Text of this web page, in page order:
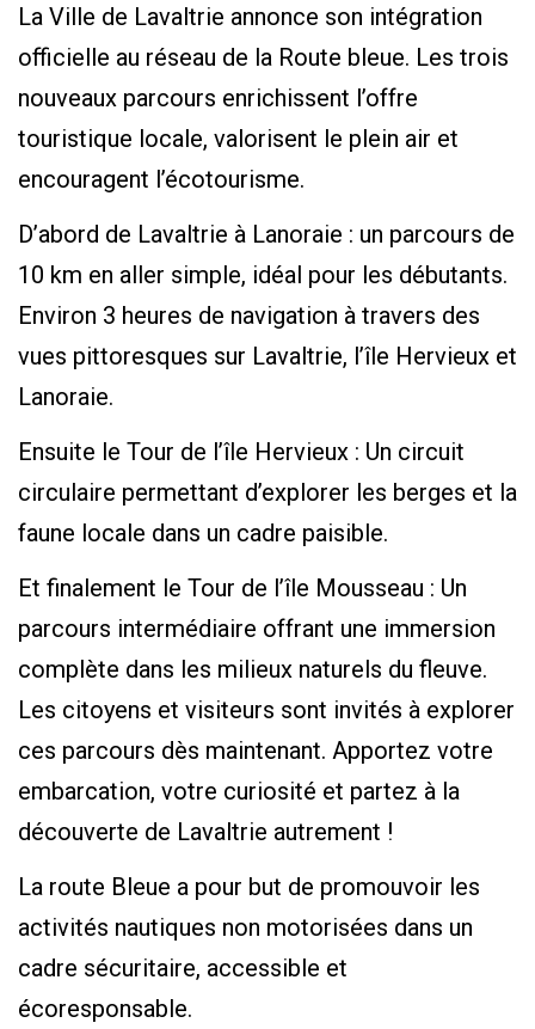
La Ville de Lavaltrie annonce son intégration
officielle au réseau de la Route bleue. Les trois
nouveaux parcours enrichissent l’offre
touristique locale, valorisent le plein air et
encouragent l’écotourisme.
D’abord de Lavaltrie à Lanoraie : un parcours de
10 km en aller simple, idéal pour les débutants.
Environ 3 heures de navigation à travers des
vues pittoresques sur Lavaltrie, l’île Hervieux et
Lanoraie.
Ensuite le Tour de l’île Hervieux : Un circuit
circulaire permettant d’explorer les berges et la
faune locale dans un cadre paisible.
Et finalement le Tour de l’île Mousseau : Un
parcours intermédiaire offrant une immersion
complète dans les milieux naturels du fleuve.
Les citoyens et visiteurs sont invités à explorer
ces parcours dès maintenant. Apportez votre
embarcation, votre curiosité et partez à la
découverte de Lavaltrie autrement !
La route Bleue a pour but de promouvoir les
activités nautiques non motorisées dans un
cadre sécuritaire, accessible et
écoresponsable.